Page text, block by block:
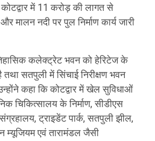
कोटद्वार में 11 करोड़ की लागत से
मालन नदी पर पुल निर्माण कार्य जारी
कलेक्ट्रेट भवन को हेरिटेज के
तथा सतपुली में सिंचाई निरीक्षण भवन
कहा कि कोटद्वार में खेल सुविधाओं
चिकित्सालय के निर्माण, सीडीएस
संग्रहालय, ट्राइडेंट पार्क, सतपुली झील,
म्यूजियम एवं तारामंडल जैसी